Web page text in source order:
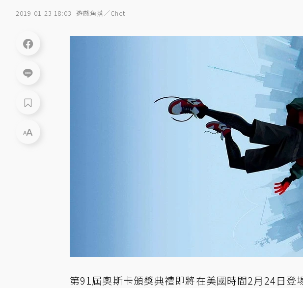
2019-01-23 18:03 遊戲角落／Chet
第91屆奧斯卡頒獎典禮即將在美國時間2月24日登